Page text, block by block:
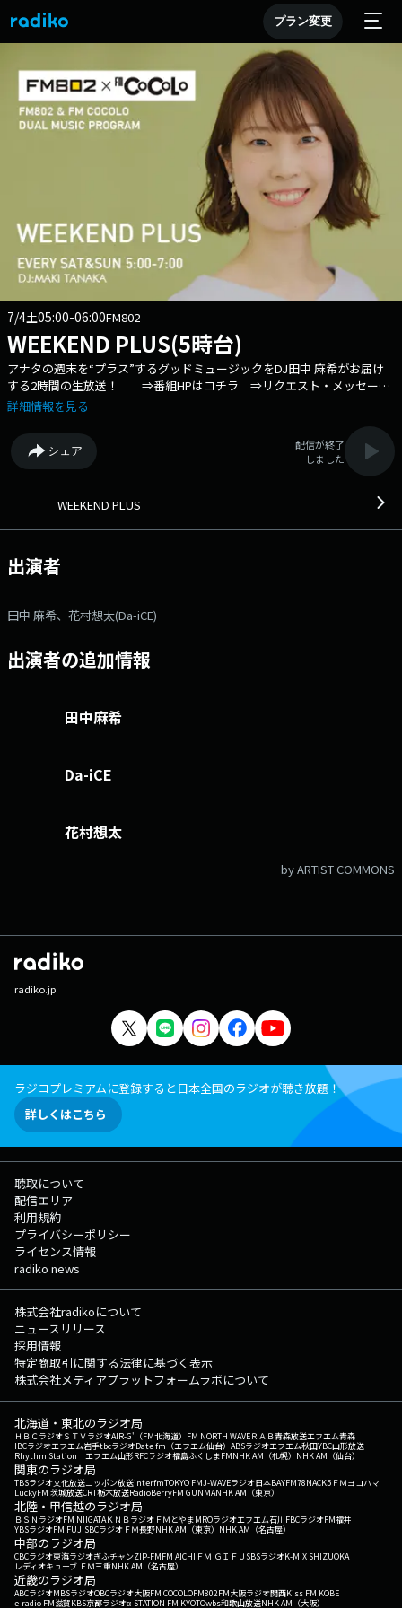
プラン変更
7/4土05:00-06:00FM802
WEEKEND PLUS(5時台)
アナタの週末を“プラス”するグッドミュージックをDJ田中 麻希がお届け
する2時間の生放送！ ⇒番組HPはコチラ ⇒リクエスト・メッセージ
はコチラ ⇒twitterハッシュタグは「#fm802」 ⇒twitterアカウントは
詳細情報を見る
シェア
配信が終了
しました
WEEKEND PLUS
出演者
田中 麻希、花村想太(Da-iCE)
出演者の追加情報
田中麻希
Da-iCE
花村想太
by ARTIST COMMONS
radiko.jp
ラジコプレミアムに登録すると日本全国のラジオが聴き放題！
詳しくはこちら
聴取について
配信エリア
利用規約
プライバシーポリシー
ライセンス情報
radiko news
株式会社radikoについて
ニュースリリース
採用情報
特定商取引に関する法律に基づく表示
株式会社メディアプラットフォームラボについて
北海道・東北のラジオ局
ＨＢＣラジオＳＴＶラジオAIR-G'（FM北海道） FM NORTH WAVEＲＡＢ青森放送エフエム青森
IBCラジオエフエム岩手tbcラジオDate fm（エフエム仙台） ABSラジオエフエム秋田YBC山形放送
Rhythm Station エフエム山形RFCラジオ福島ふくしまFMNHK AM（札幌） NHK AM（仙台）
関東のラジオ局
TBSラジオ文化放送ニッポン放送interfmTOKYO FMJ-WAVEラジオ日本BAYFM78NACK5 ＦＭヨコハマ
LuckyFM 茨城放送CRT栃木放送RadioBerryFM GUNMANHK AM（東京）
北陸・甲信越のラジオ局
ＢＳＮラジオFM NIIGATAＫＮＢラジオ ＦＭとやまMROラジオエフエム石川FBCラジオFM福井
YBSラジオFM FUJISBCラジオ ＦＭ長野NHK AM（東京） NHK AM（名古屋）
中部のラジオ局
CBCラジオ東海ラジオぎふチャンZIP-FMFM AICHI ＦＭ ＧＩＦＵ SBSラジオK-MIX SHIZUOKA
レディオキューブ ＦＭ三重NHK AM（名古屋）
近畿のラジオ局
ABCラジオMBSラジオOBCラジオ大阪FM COCOLOFM802FM大阪ラジオ関西Kiss FM KOBE
e-radio FM滋賀KBS京都ラジオα-STATION FM KYOTOwbs和歌山放送NHK AM（大阪）